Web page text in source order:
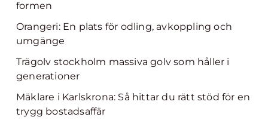
formen
Orangeri: En plats för odling, avkoppling och
umgänge
Trägolv stockholm massiva golv som håller i
generationer
Mäklare i Karlskrona: Så hittar du rätt stöd för en
trygg bostadsaffär